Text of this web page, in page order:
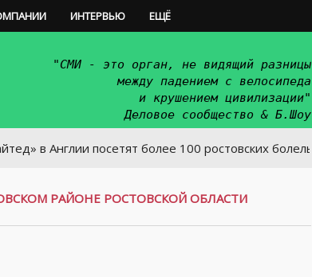
ИНТЕРВЬЮ ЕЩЁ
"СМИ - это орган, не видящий разницы
между падением с велосипеда
и крушением цивилизации"
Деловое сообщество & Б.Шоу
посетят более 100 ростовских болельщиков
РАЙОНЕ РОСТОВСКОЙ ОБЛАСТИ